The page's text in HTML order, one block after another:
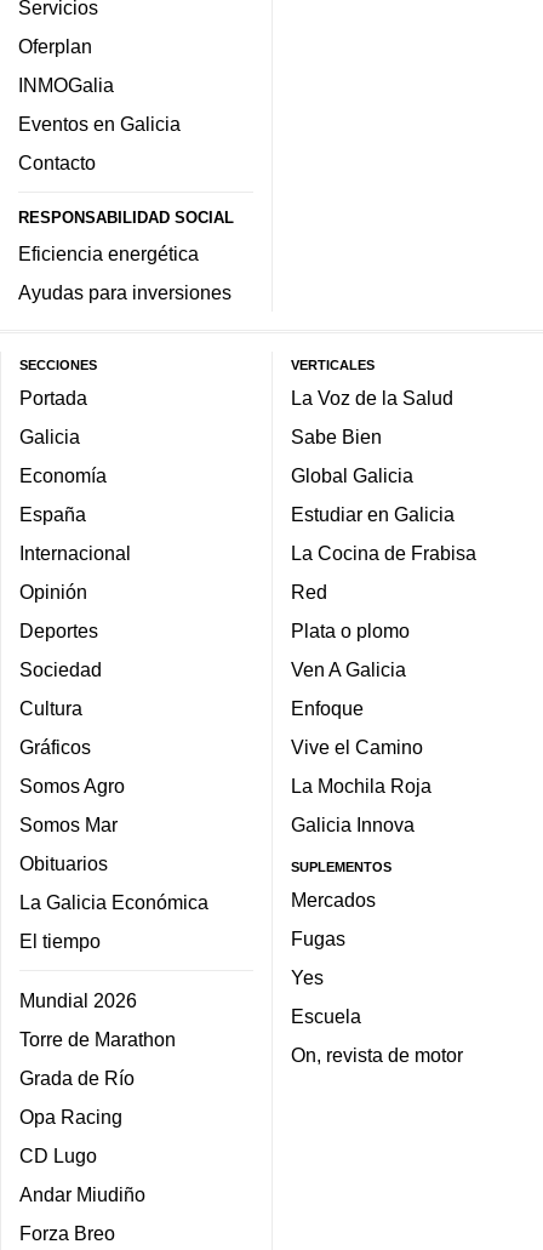
Servicios
Oferplan
INMOGalia
Eventos en Galicia
Contacto
RESPONSABILIDAD SOCIAL
Eficiencia energética
Ayudas para inversiones
SECCIONES
Portada
Galicia
Economía
España
Internacional
Opinión
Deportes
Sociedad
Cultura
Gráficos
Somos Agro
Somos Mar
Obituarios
La Galicia Económica
El tiempo
Mundial 2026
Torre de Marathon
Grada de Río
Opa Racing
CD Lugo
Andar Miudiño
Forza Breo
VERTICALES
La Voz de la Salud
Sabe Bien
Global Galicia
Estudiar en Galicia
La Cocina de Frabisa
Red
Plata o plomo
Ven A Galicia
Enfoque
Vive el Camino
La Mochila Roja
Galicia Innova
SUPLEMENTOS
Mercados
Fugas
Yes
Escuela
On, revista de motor